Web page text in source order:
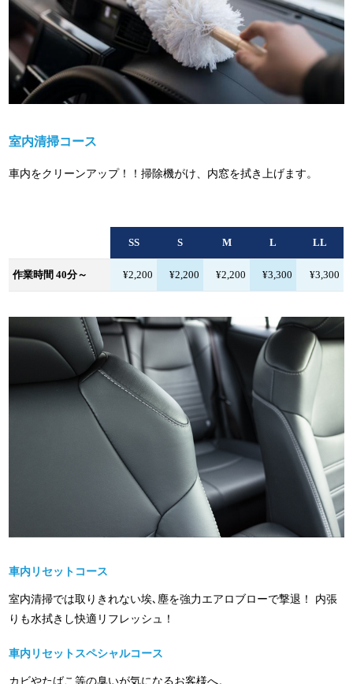
室内清掃コース
車内をクリーンアップ！！掃除機がけ、内窓を拭き上げます。
SS S M L LL
作業時間 40分～ ¥2,200 ¥2,200 ¥2,200 ¥3,300 ¥3,300
車内リセットコース
室内清掃では取りきれない埃､塵を強力エアロブローで撃退！ 内張
りも水拭きし快適リフレッシュ！
車内リセットスペシャルコース
カビやたばこ等の臭いが気になるお客様へ。